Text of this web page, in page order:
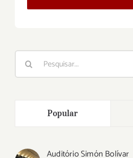
Buscar
resultados
Popular
Auditório Simón Bolívar